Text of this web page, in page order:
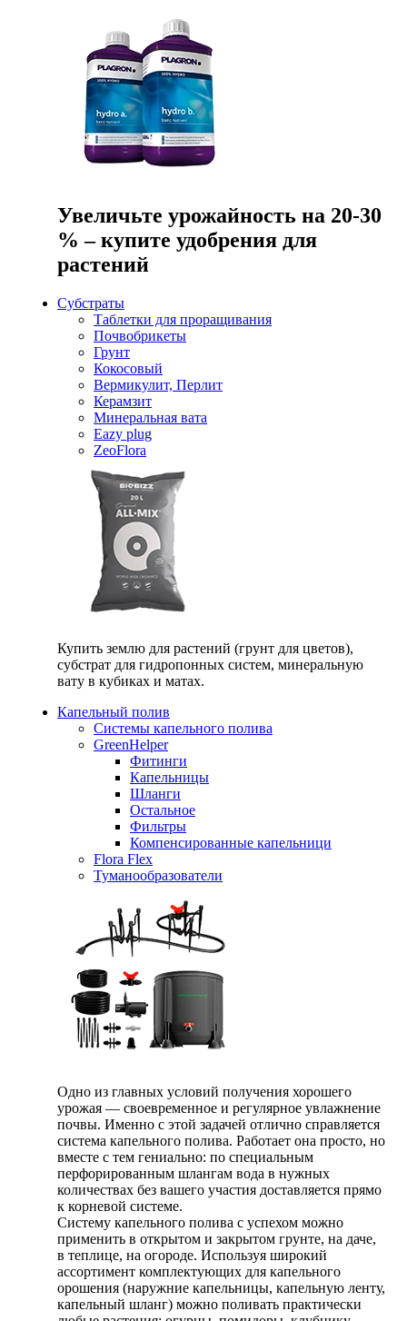
Увеличьте урожайность на 20-30
% – купите удобрения для
растений
Субстраты
Таблетки для проращивания
Почвобрикеты
Грунт
Кокосовый
Вермикулит, Перлит
Керамзит
Минеральная вата
Eazy plug
ZeoFlora
Купить землю для растений (грунт для цветов),
субстрат для гидропонных систем, минеральную
вату в кубиках и матах.
Капельный полив
Системы капельного полива
GreenHelper
Фитинги
Капельницы
Шланги
Остальное
Фильтры
Компенсированные капельници
Flora Flex
Туманообразователи
Одно из главных условий получения хорошего
урожая — своевременное и регулярное увлажнение
почвы. Именно с этой задачей отлично справляется
система капельного полива. Работает она просто, но
вместе с тем гениально: по специальным
перфорированным шлангам вода в нужных
количествах без вашего участия доставляется прямо
к корневой системе.
Систему капельного полива с успехом можно
применить в открытом и закрытом грунте, на даче,
в теплице, на огороде. Используя широкий
ассортимент комплектующих для капельного
орошения (наружние капельницы, капельную ленту,
капельный шланг) можно поливать практически